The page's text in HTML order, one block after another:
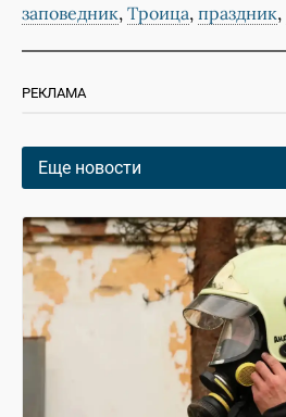
заповедник, Троица, праздник,
РЕКЛАМА
Еще новости